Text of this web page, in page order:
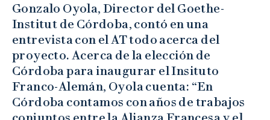
Gonzalo Oyola, Director del Goethe-
Institut de Córdoba, contó en una
entrevista con el AT todo acerca del
proyecto. Acerca de la elección de
Córdoba para inaugurar el Insituto
Franco-Alemán, Oyola cuenta: “En
Córdoba contamos con años de trabajos